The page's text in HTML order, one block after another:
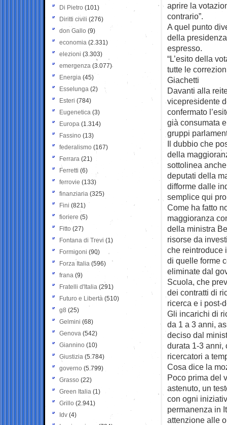
aprire la
contrario”.
A quel punto
della
espresso.
“L’esito della
tutte le
Giachetti
Davanti alla
vicepresidente
confermato
già consumata
gruppi
Il dubbio che
della
sottolinea
deputati della
difforme dalle
semplice qui
Come ha fatto
maggioranza
della ministra
risorse da
che reintroduce
di quelle forme
eliminate dal
Scuola, che
dei contratti di
ricerca e i post-
Gli incarichi di
da 1 a 3 anni,
deciso dal
durata 1-3 anni,
ricercatori a
Cosa dice la
Poco prima del
astenuto, un
con ogni
permanenza in
attenzione alle
Di Pietro (101)
Diritti civili (276)
don Gallo (9)
economia (2.331)
elezioni (3.303)
emergenza (3.077)
Energia (45)
Esselunga (2)
Esteri (784)
Eugenetica (3)
Europa (1.314)
Fassino (13)
federalismo (167)
Ferrara (21)
Ferretti (6)
ferrovie (133)
finanziaria (325)
Fini (821)
fioriere (5)
Fitto (27)
Fontana di Trevi (1)
Formigoni (90)
Forza Italia (596)
frana (9)
Fratelli d'Italia (291)
Futuro e Libertà (510)
g8 (25)
Gelmini (68)
Genova (542)
Giannino (10)
Giustizia (5.784)
governo (5.799)
Grasso (22)
Green Italia (1)
Grillo (2.941)
Idv (4)